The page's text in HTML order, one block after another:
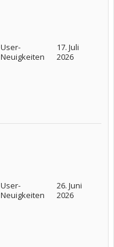
User-
Neuigkeiten
17. Juli
2026
User-
Neuigkeiten
26. Juni
2026